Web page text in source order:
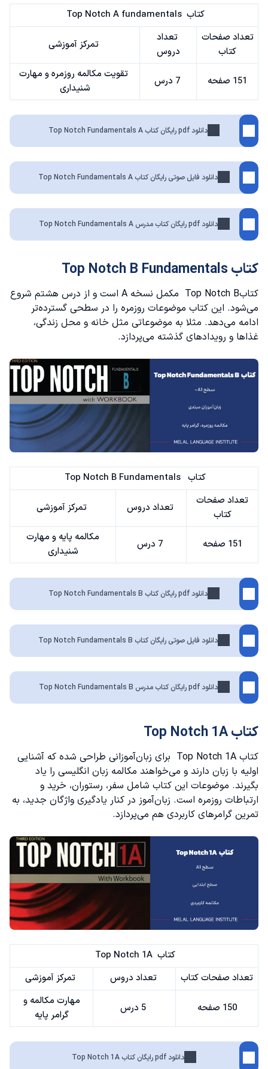
کتاب Top Notch A fundamentals
تعداد صفحات
کتاب
تعداد
دروس
تمرکز آموزشی
151 صفحه 7 درس
تقویت مکالمه روزمره و مهارت
شنیداری
دانلود pdf رایگان کتاب Top Notch Fundamentals A
دانلود فایل صوتی رایگان کتاب Top Notch Fundamentals A
دانلود pdf رایگان کتاب مدرس Top Notch Fundamentals A
کتاب Top Notch B Fundamentals
کتابTop Notch B مکمل نسخه A است و از درس هشتم شروع
می‌شود. این کتاب موضوعات روزمره را در سطحی گسترده‌تر
ادامه می‌دهد. مثلا به موضوعاتی مثل خانه و محل زندگی،
غذاها و رویدادهای گذشته می‌پردازد.
کتاب Top Notch B Fundamentals
تعداد صفحات
کتاب
تعداد دروس تمرکز آموزشی
151 صفحه
مکالمه پایه و مهارت
شنیداری
دانلود pdf رایگان کتاب Top Notch Fundamentals B
دانلود فایل صوتی رایگان کتاب Top Notch Fundamentals B
دانلود pdf رایگان کتاب مدرس Top Notch Fundamentals B
کتاب Top Notch 1A
کتاب Top Notch 1A برای زبان‌آموزانی طراحی شده که آشنایی
اولیه با زبان دارند و می‌خواهند مکالمه زبان انگلیسی را یاد
بگیرند. موضوعات این کتاب شامل سفر، رستوران، خرید و
ارتباطات روزمره است. زبان‌آموز در کنار یادگیری واژگان جدید، به
تمرین گرامرهای کاربردی هم می‌پردازد.
کتاب Top Notch 1A
تعداد صفحات کتاب
تعداد دروس تمرکز آموزشی
150 صفحه
مهارت مکالمه و
گرامر پایه
دانلود pdf رایگان کتاب Top Notch 1A